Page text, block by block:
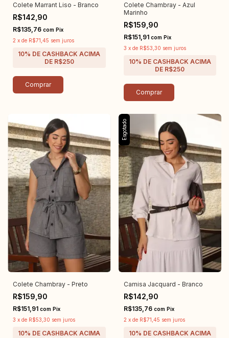
Colete Marrant Liso - Branco
R$142,90
R$135,76 com Pix
2 x de R$71,45 sem juros
Comprar
Colete Chambray - Azul
Marinho
R$159,90
R$151,91 com Pix
3 x de R$53,30 sem juros
Comprar
Colete Chambray - Preto
R$159,90
R$151,91 com Pix
3 x de R$53,30 sem juros
Esgotado
Camisa Jacquard - Branco
R$142,90
R$135,76 com Pix
2 x de R$71,45 sem juros